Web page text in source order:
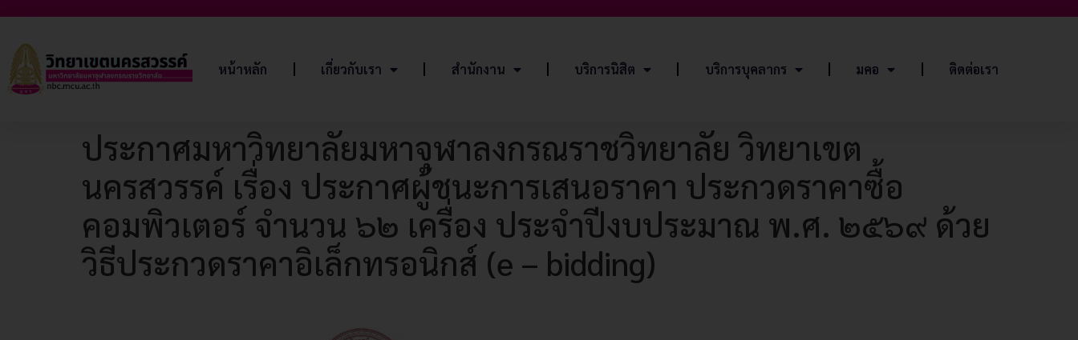
หน้าหลัก เกี่ยวกับเรา สำนักงาน บริการนิสิต บริการบุคลากร มคอ ติดต่อเรา
ประกาศมหาวิทยาลัยมหาจุฬาลงกรณราชวิทยาลัย วิทยาเขต
นครสวรรค์ เรื่อง ประกาศผู้ชนะการเสนอราคา ประกวดราคาซื้อ
คอมพิวเตอร์ จำนวน ๖๒ เครื่อง ประจำปีงบประมาณ พ.ศ. ๒๕๖๙ ด้วย
วิธีประกวดราคาอิเล็กทรอนิกส์ (e – bidding)